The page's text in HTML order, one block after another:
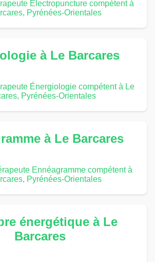
Électropuncture compétent à
Pyrénées-Orientales
à Le Barcares
Énergiologie compétent à Le
Pyrénées-Orientales
à Le Barcares
Ennéagramme compétent à
Pyrénées-Orientales
énergétique à Le
Barcares